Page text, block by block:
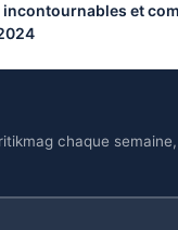
incontournables et
chaque